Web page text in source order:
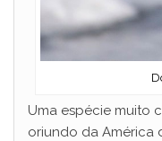
Uma espécie muito
oriundo da América